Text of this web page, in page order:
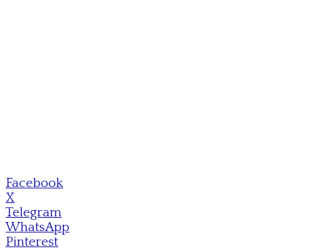
Facebook
X
Telegram
WhatsApp
Pinterest